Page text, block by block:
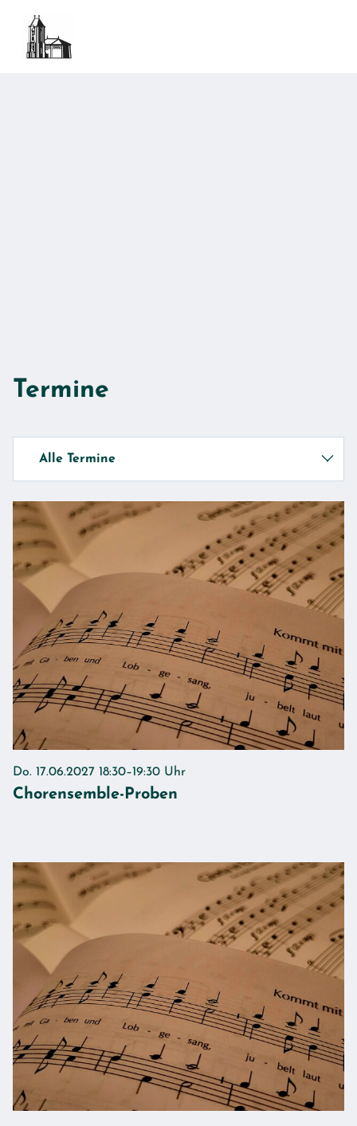
Veranstaltungen
Termine
Alle Termine
Do. 17.06.2027 18:30–19:30 Uhr
Chorensemble-Proben